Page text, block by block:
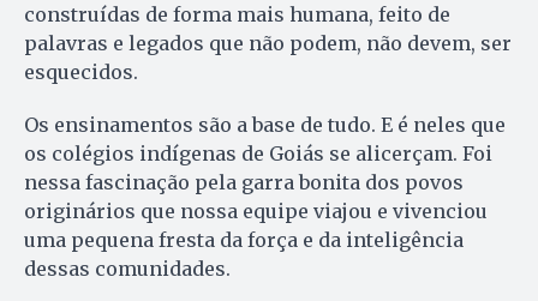
construídas de forma mais humana, feito de
palavras e legados que não podem, não devem, ser
esquecidos.
Os ensinamentos são a base de tudo. E é neles que
os colégios indígenas de Goiás se alicerçam. Foi
nessa fascinação pela garra bonita dos povos
originários que nossa equipe viajou e vivenciou
uma pequena fresta da força e da inteligência
dessas comunidades.